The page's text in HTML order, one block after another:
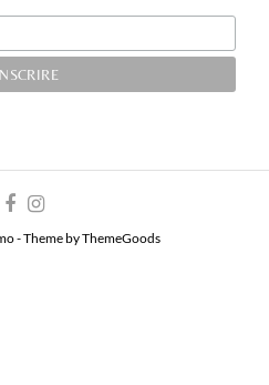
- Theme by ThemeGoods